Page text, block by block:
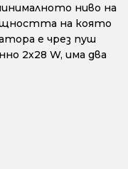
ниво на
на която
е чрез пуш
2х28 W, има два